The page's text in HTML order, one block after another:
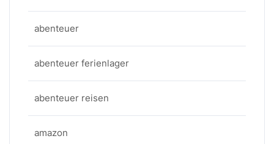
abenteuer
abenteuer ferienlager
abenteuer reisen
amazon